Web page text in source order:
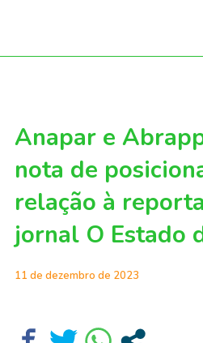
Anapar e
nota de
relação à
jornal O Estado
11 de dezembro de 2023